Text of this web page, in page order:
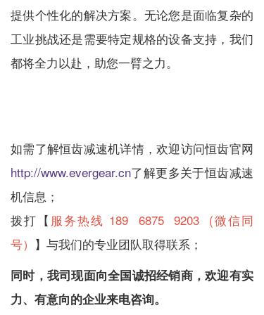
提供个性化的解决方案。无论您是面临复杂的
工业挑战还是需要特定规格的设备支持，我们
都将全力以赴，助您一臂之力。
如需了解恒齿减速机详情，欢迎访问恒齿官网
http://www.evergear.cn了解更多关于恒齿减速
机信息；
拨打【 服务热线 189 6875 9203 (微信同
号） 】与我们的专业团队取得联系；
同时，我司现面向全国诚招经销商，欢迎有实
力、有意向的企业来电咨询。